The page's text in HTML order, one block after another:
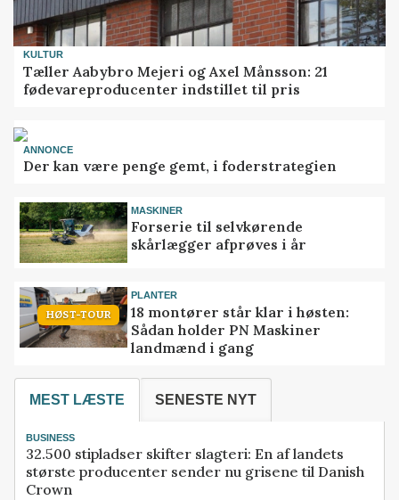
KULTUR
Tæller Aabybro Mejeri og Axel Månsson: 21
fødevareproducenter indstillet til pris
ANNONCE
Der kan være penge gemt, i foderstrategien
MASKINER
Forserie til selvkørende
skårlægger afprøves i år
HØST-TOUR
PLANTER
18 montører står klar i høsten:
Sådan holder PN Maskiner
landmænd i gang
MEST LÆSTE SENESTE NYT
BUSINESS
32.500 stipladser skifter slagteri: En af landets
største producenter sender nu grisene til Danish
Crown